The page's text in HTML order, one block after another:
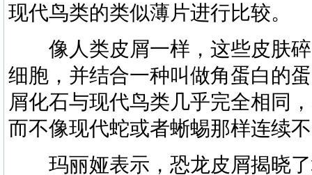
现代鸟类的类似薄片进行比较。
像人类皮屑一样，这些皮肤碎
细胞，并结合一种叫做角蛋白的
屑化石与现代鸟类几乎完全相同
而不像现代蛇或者蜥蜴那样连续
玛丽娅表示，恐龙皮屑揭晓了